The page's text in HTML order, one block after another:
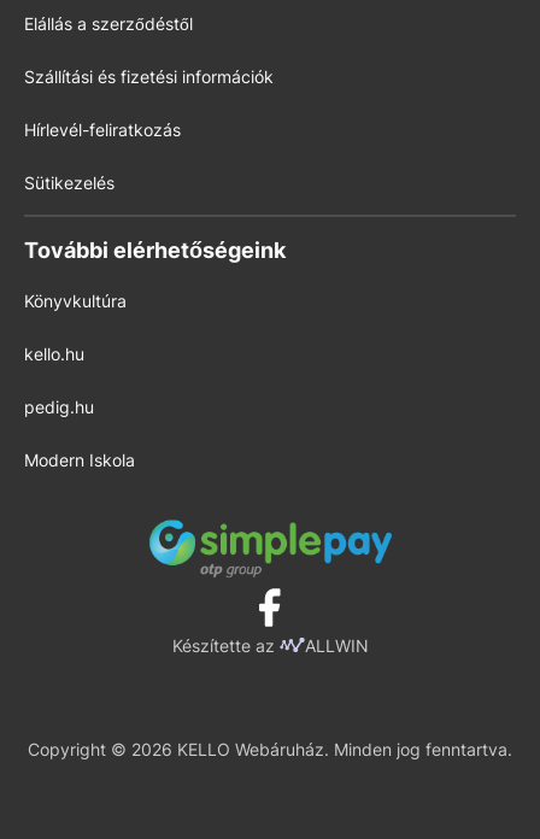
Elállás a szerződéstől
Szállítási és fizetési információk
Hírlevél-feliratkozás
Sütikezelés
További elérhetőségeink
Könyvkultúra
kello.hu
pedig.hu
Modern Iskola
Készítette az ALLWIN
Copyright © 2026 KELLO Webáruház. Minden jog fenntartva.